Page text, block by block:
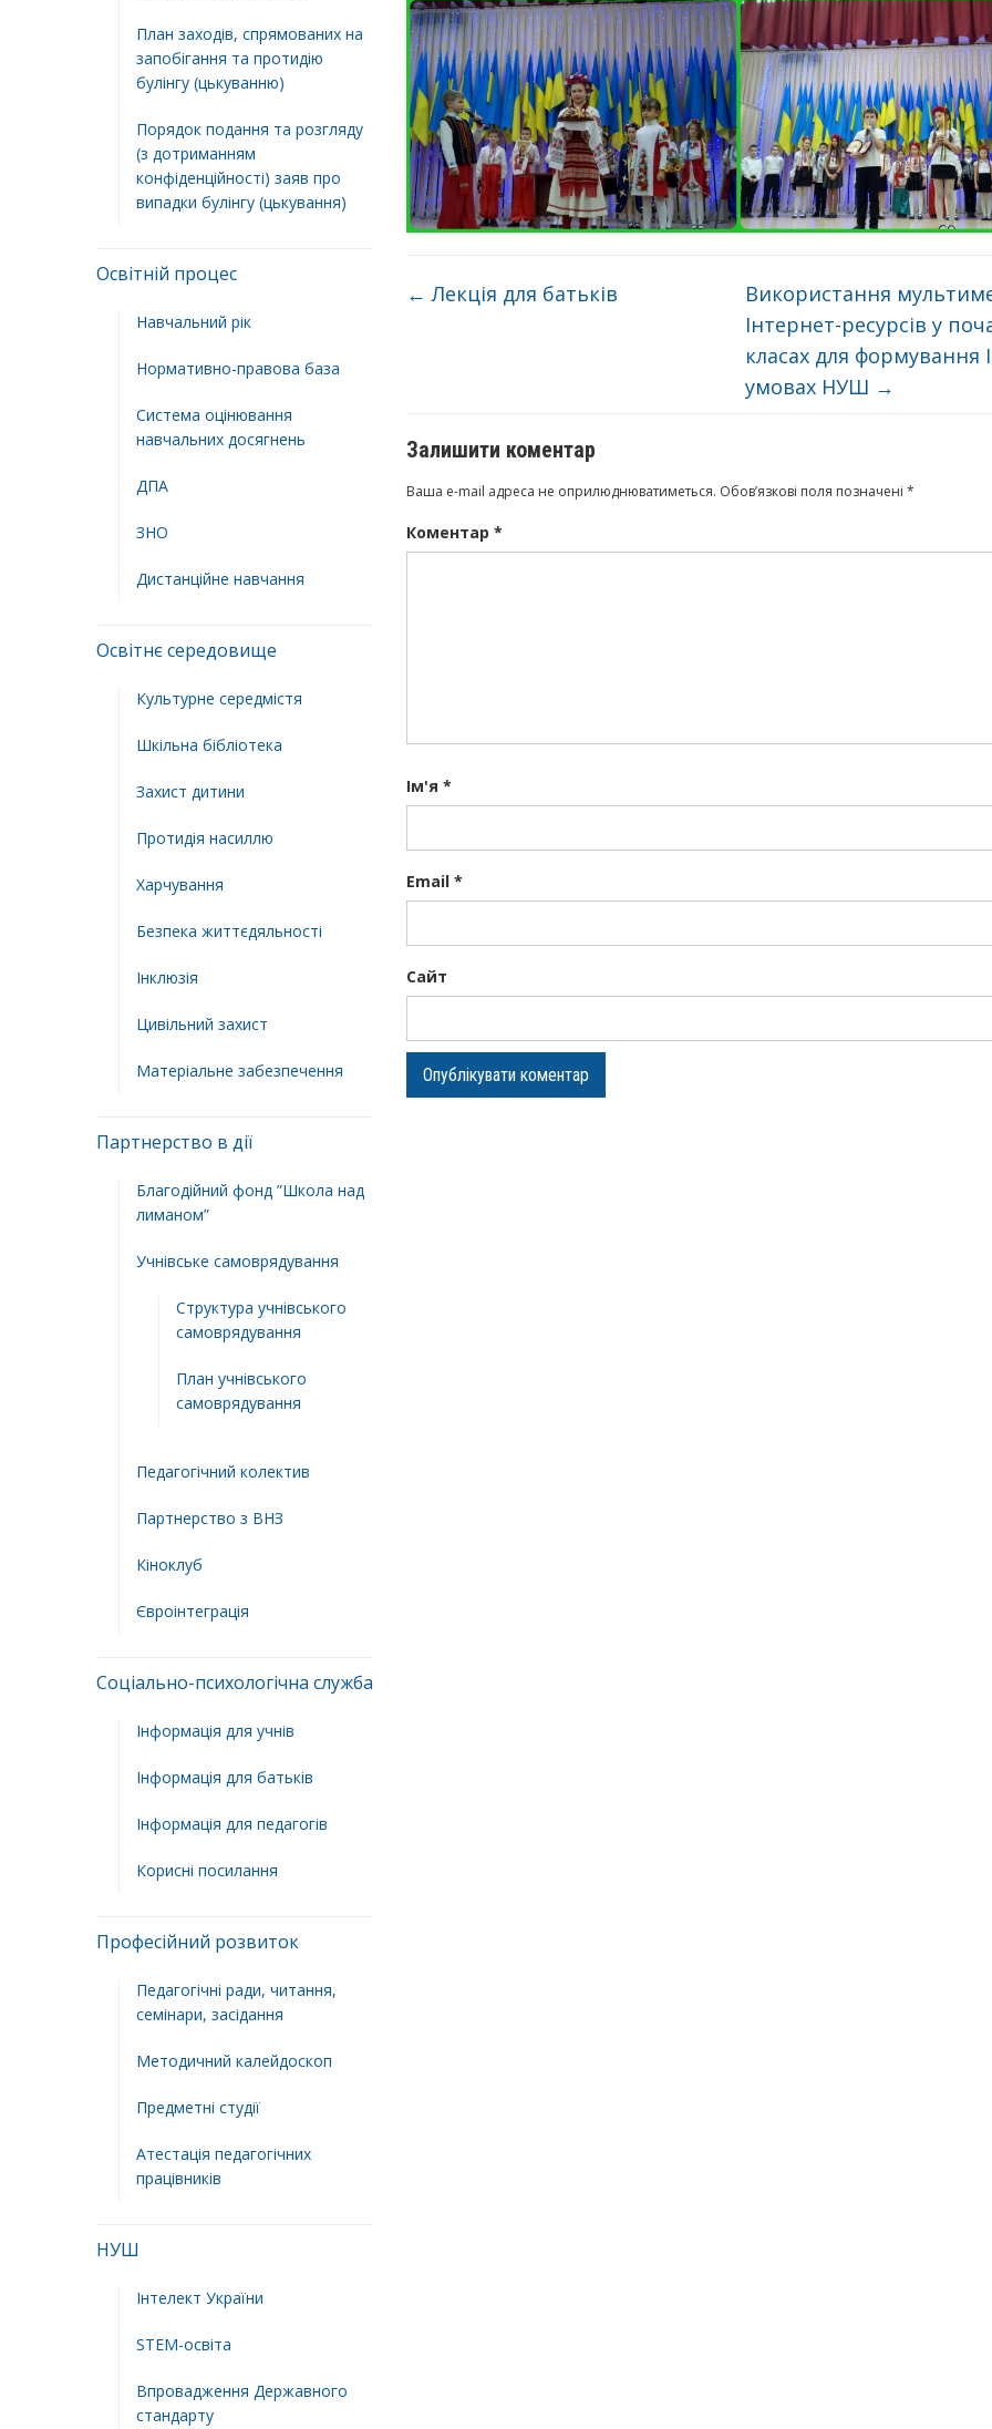
План заходів, спрямованих на
запобігання та протидію
булінгу (цькуванню)
Порядок подання та розгляду
(з дотриманням
конфіденційності) заяв про
випадки булінгу (цькування)
Освітній процес
Навчальний рік
Нормативно-правова база
Система оцінювання
навчальних досягнень
ДПА
ЗНО
Дистанційне навчання
Освітнє середовище
Культурне середмістя
Шкільна бібліотека
Захист дитини
Протидія насиллю
Харчування
Безпека життєдяльності
Інклюзія
Цивільний захист
Матеріальне забезпечення
Партнерство в дії
Благодійний фонд ”Школа над
лиманом”
Учнівське самоврядування
Структура учнiвського
самоврядування
План учнiвського
самоврядування
Педагогічний колектив
Партнерство з ВНЗ
Кіноклуб
Євроінтеграція
Соціально-психологічна служба
Інформація для учнів
Інформація для батьків
Інформація для педагогів
Корисні посилання
Професійний розвиток
Педагогічні ради, читання,
семінари, засідання
Методичний калейдоскоп
Предметні студії
Атестація педагогічних
працівників
НУШ
Інтелект України
STEM-освіта
Впровадження Державного
стандарту
← Лекція для батьків
Використання
Інтернет-ресурсів у
класах для формування
умовах НУШ →
Залишити коментар
Ваша e-mail адреса не оприлюднюватиметься. Обов’язкові поля позначені *
Коментар *
Ім'я *
Email *
Сайт